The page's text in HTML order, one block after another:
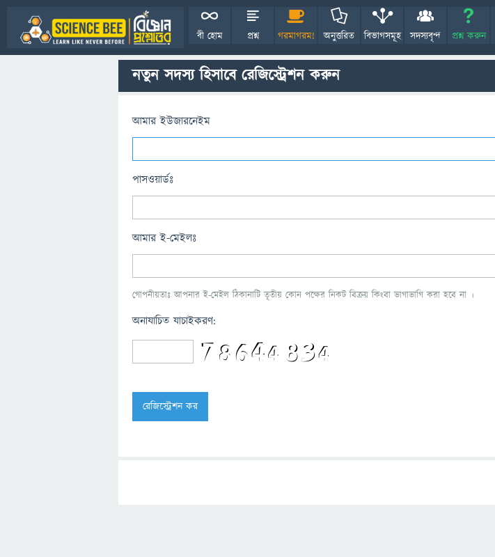
বী হোম প্রশ্ন গরমাগরম! অনুত্তরিত বিভাগসমূহ সদস্যবৃন্দ প্রশ্ন করুন
নতুন সদস্য হিসাবে রেজিস্ট্রেশন করুন
আমার ইউজারনেইম
পাসওয়ার্ডঃ
আমার ই-মেইলঃ
গোপনীয়তাঃ আপনার ই-মেইল ঠিকানাটি তৃতীয় কোন পক্ষের নিকট বিক্রয় কিংবা ভাগাভাগি করা হবে না ।
অনাযাচিত যাচাইকরণ: